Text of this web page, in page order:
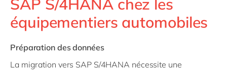
SAP S/4HANA chez les
équipementiers automobiles
Préparation des données
La migration vers SAP S/4HANA nécessite une